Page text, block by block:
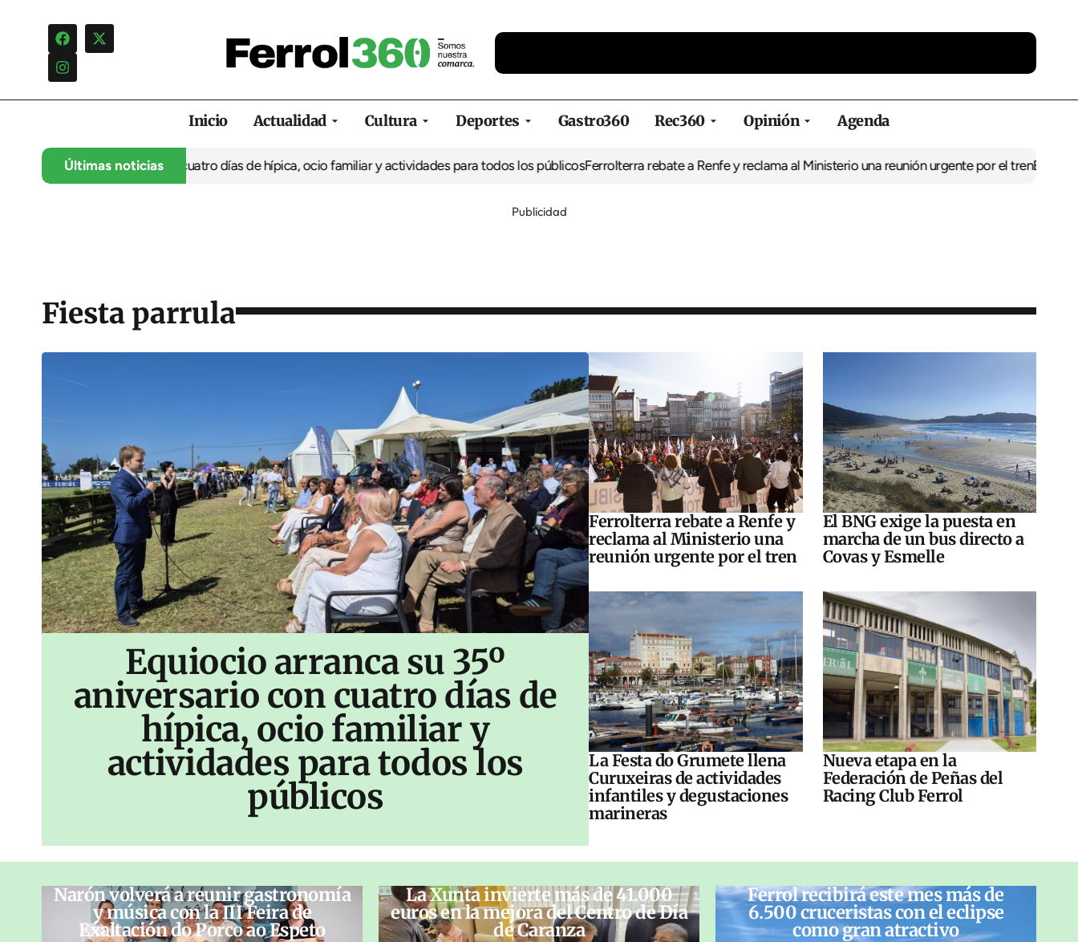
Inicio Actualidad Cultura Deportes Gastro360 Rec360 Opinión Agenda
Últimas noticias
su 35º aniversario con cuatro días de hípica, ocio familiar y actividades para todos los públicosFerrolterra rebate a Renfe y reclama al Ministerio una reunión urgente por el trenEl BNG exige
Publicidad
Fiesta parrula
Equiocio arranca su 35º
aniversario con cuatro días de
hípica, ocio familiar y
actividades para todos los
públicos
Ferrolterra rebate a Renfe y
reclama al Ministerio una
reunión urgente por el tren
El BNG exige la puesta en
marcha de un bus directo a
Covas y Esmelle
La Festa do Grumete llena
Curuxeiras de actividades
infantiles y degustaciones
marineras
Nueva etapa en la
Federación de Peñas del
Racing Club Ferrol
Narón volverá a reunir gastronomía
y música con la III Feira de
Exaltación do Porco ao Espeto
La Xunta invierte más de 41.000
euros en la mejora del Centro de Día
de Caranza
Ferrol recibirá este mes más de
6.500 cruceristas con el eclipse
como gran atractivo